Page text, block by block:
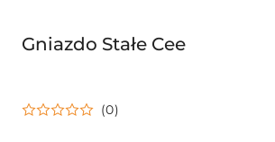
Gniazdo Stałe Cee
(0)